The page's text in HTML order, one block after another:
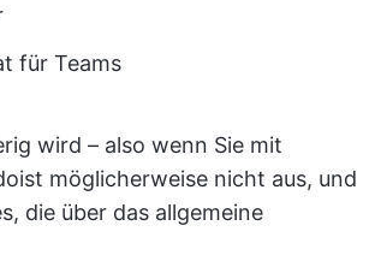
für Teams
wird – also wenn Sie mit
möglicherweise nicht aus, und
die über das allgemeine